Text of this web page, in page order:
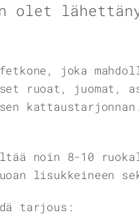
olet
joka
ruoat, juomat,
noin 8-10
lisukkeineen
tarjous: